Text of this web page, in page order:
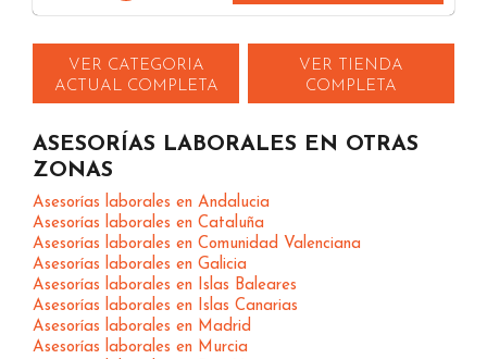
VER CATEGORIA
ACTUAL COMPLETA
VER TIENDA
COMPLETA
ASESORÍAS LABORALES EN OTRAS
ZONAS
Asesorías laborales en Andalucia
Asesorías laborales en Cataluña
Asesorías laborales en Comunidad Valenciana
Asesorías laborales en Galicia
Asesorías laborales en Islas Baleares
Asesorías laborales en Islas Canarias
Asesorías laborales en Madrid
Asesorías laborales en Murcia